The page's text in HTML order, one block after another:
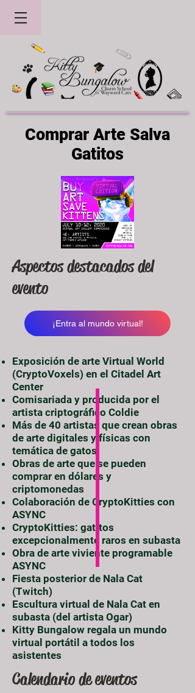
Comprar Arte Salva
Gatitos
Aspectos destacados del
evento
¡Entra al mundo virtual!
Exposición de arte Virtual World
(CryptoVoxels) en el Citadel Art
Center
Comisariada y producida por el
artista criptográfico Coldie
Más de 40 artistas que crean obras
de arte digitales y físicas con
temática de gatos
Obras de arte que se pueden
comprar en dólares y
criptomonedas
Colaboración de CryptoKitties con
ASYNC
CryptoKitties: gatitos
excepcionalmente raros en subasta
Obra de arte viviente programable
ASYNC
Fiesta posterior de Nala Cat
(Twitch)
Escultura virtual de Nala Cat en
subasta (del artista Ogar)
Kitty Bungalow regala un mundo
virtual portátil a todos los
asistentes
Calendario de eventos